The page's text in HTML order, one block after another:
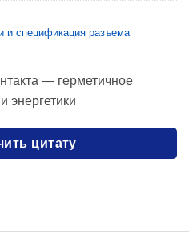
и спецификация разъема
— герметичное
энергетики
цитату